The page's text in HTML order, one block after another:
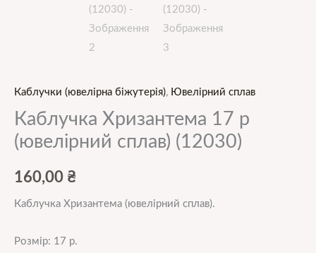
Каблучки (ювелірна біжутерія), Ювелірний сплав
Каблучка Хризантема 17 р
(ювелірний сплав) (12030)
160,00 ₴
Каблучка Хризантема (ювелірний сплав).
Розмір: 17 р.